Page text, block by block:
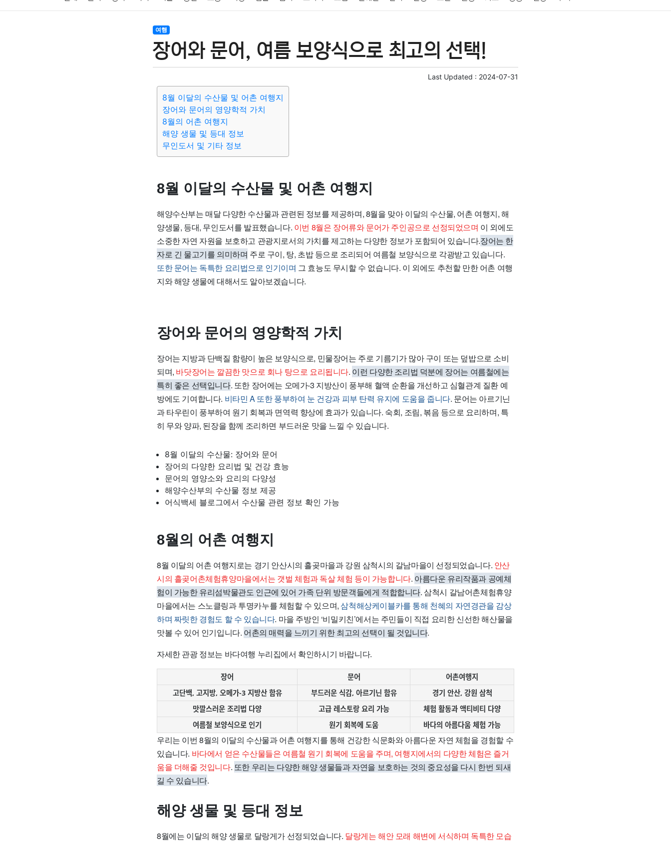
결혼 육아
기술 종교 사회 정치 건강 의료 의학 경제 마케팅 부동산 외국어 교육 교통
여행
장어와 문어, 여름 보양식으로 최고의 선택!
Last Updated : 2024-07-31
8월 이달의 수산물 및 어촌 여행지
장어와 문어의 영양학적 가치
8월의 어촌 여행지
해양 생물 및 등대 정보
무인도서 및 기타 정보
8월 이달의 수산물 및 어촌 여행지
해양수산부는 매달 다양한 수산물과 관련된 정보를 제공하며, 8월을 맞아 이달의 수산물, 어촌 여행지, 해
양생물, 등대, 무인도서를 발표했습니다. 이번 8월은 장어류와 문어가 주인공으로 선정되었으며 이 외에도
소중한 자연 자원을 보호하고 관광지로서의 가치를 제고하는 다양한 정보가 포함되어 있습니다.장어는 한
자로 긴 물고기를 의미하며 주로 구이, 탕, 초밥 등으로 조리되어 여름철 보양식으로 각광받고 있습니다.
또한 문어는 독특한 요리법으로 인기이며 그 효능도 무시할 수 없습니다. 이 외에도 추천할 만한 어촌 여행
지와 해양 생물에 대해서도 알아보겠습니다.
장어와 문어의 영양학적 가치
장어는 지방과 단백질 함량이 높은 보양식으로, 민물장어는 주로 기름기가 많아 구이 또는 덮밥으로 소비
되며, 바닷장어는 깔끔한 맛으로 회나 탕으로 요리됩니다. 이런 다양한 조리법 덕분에 장어는 여름철에는
특히 좋은 선택입니다. 또한 장어에는 오메가-3 지방산이 풍부해 혈액 순환을 개선하고 심혈관계 질환 예
방에도 기여합니다. 비타민 A 또한 풍부하여 눈 건강과 피부 탄력 유지에 도움을 줍니다. 문어는 아르기닌
과 타우린이 풍부하여 원기 회복과 면역력 향상에 효과가 있습니다. 숙회, 조림, 볶음 등으로 요리하며, 특
히 무와 양파, 된장을 함께 조리하면 부드러운 맛을 느낄 수 있습니다.
8월 이달의 수산물: 장어와 문어
장어의 다양한 요리법 및 건강 효능
문어의 영양소와 요리의 다양성
해양수산부의 수산물 정보 제공
어식백세 블로그에서 수산물 관련 정보 확인 가능
8월의 어촌 여행지
8월 이달의 어촌 여행지로는 경기 안산시의 흘곶마을과 강원 삼척시의 갈남마을이 선정되었습니다. 안산
시의 흘곶어촌체험휴양마을에서는 갯벌 체험과 독살 체험 등이 가능합니다. 아름다운 유리작품과 공예체
험이 가능한 유리섬박물관도 인근에 있어 가족 단위 방문객들에게 적합합니다. 삼척시 갈남어촌체험휴양
마을에서는 스노클링과 투명카누를 체험할 수 있으며,삼척해상케이블카를 통해 천혜의 자연경관을 감상
하며 짜릿한 경험도 할 수 있습니다. 마을 주방인 ‘비밀키친’에서는 주민들이 직접 요리한 신선한 해산물을
맛볼 수 있어 인기입니다. 어촌의 매력을 느끼기 위한 최고의 선택이 될 것입니다.
자세한 관광 정보는 바다여행 누리집에서 확인하시기 바랍니다.
장어 문어
어촌여행지
고단백, 고지방, 오메가-3 지방산 함유
부드러운 식감, 아르기닌 함유
경기 안산, 강원 삼척
맛깔스러운 조리법 다양
고급 레스토랑 요리 가능
체험 활동과 액티비티 다양
여름철 보양식으로 인기
원기 회복에 도움 바다의 아름다움 체험 가능
우리는 이번 8월의 이달의 수산물과 어촌 여행지를 통해 건강한 식문화와 아름다운 자연 체험을 경험할 수
있습니다. 바다에서 얻은 수산물들은 여름철 원기 회복에 도움을 주며, 여행지에서의 다양한 체험은 즐거
움을 더해줄 것입니다. 또한 우리는 다양한 해양 생물들과 자연을 보호하는 것의 중요성을 다시 한번 되새
길 수 있습니다.
해양 생물 및 등대 정보
8월에는 이달의 해양 생물로 달랑게가 선정되었습니다. 달랑게는 해안 모래 해변에 서식하며 독특한 모습